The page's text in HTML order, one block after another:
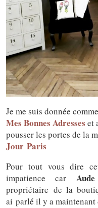
Je me suis donnée
Mes Bonnes Adresses et
pousser les portes de la
Jour Paris
Pour tout vous dire
impatience car Aude
propriétaire de la
ai parlé il y a maintenant